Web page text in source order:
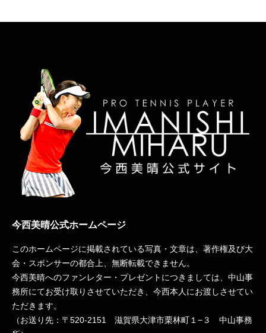
今西美晴公式ホームページ
このホームページに掲載されている写真・文章は、著作権及び大
会・スポンサーの都合上、無断転載できません。
今西美晴へのファンレター・プレゼントにつきましては、中山事
務所にてお受け取りさせていただき、今西本人にお渡しさせてい
ただきます。
（お送り先：〒 520-2151
滋賀県大津市栗林町１−３ 中山事務